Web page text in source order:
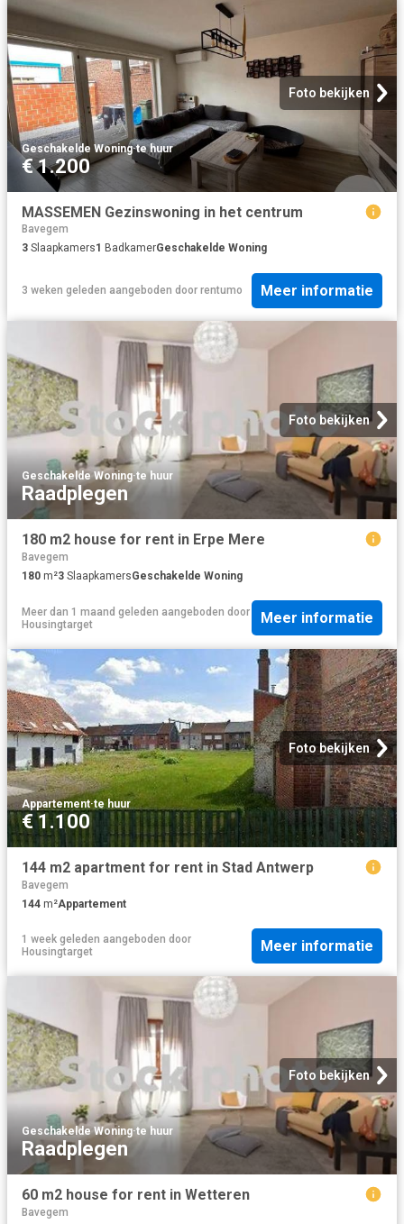
Foto bekijken
Geschakelde Woning·te huur
€ 1.200
MASSEMEN Gezinswoning in het centrum
Bavegem
3 Slaapkamers1 BadkamerGeschakelde Woning
3 weken geleden aangeboden door rentumo Meer informatie
Foto bekijken
Geschakelde Woning·te huur
Raadplegen
180 m2 house for rent in Erpe Mere
Bavegem
180 m²3 SlaapkamersGeschakelde Woning
Meer dan 1 maand geleden aangeboden door
Housingtarget
Meer informatie
Foto bekijken
Appartement·te huur
€ 1.100
144 m2 apartment for rent in Stad Antwerp
Bavegem
144 m²Appartement
1 week geleden aangeboden door
Housingtarget
Meer informatie
Foto bekijken
Geschakelde Woning·te huur
Raadplegen
60 m2 house for rent in Wetteren
Bavegem